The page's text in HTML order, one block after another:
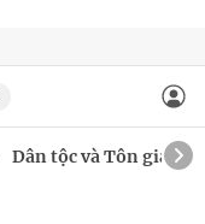
Dân tộc và Tôn giáo